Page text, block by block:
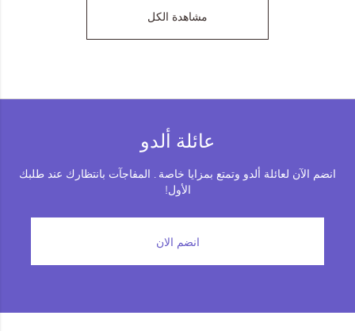
مشاهدة الكل
عائلة ألدو
انضم الآن لعائلة ألدو وتمتع بمزايا خاصة . المفاجآت بانتظارك عند طلبك
الأول!
انضم الان